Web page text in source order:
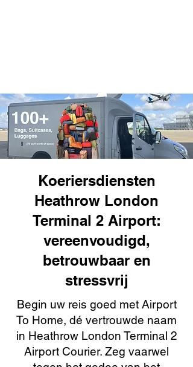
Koeriersdiensten
Heathrow London
Terminal 2 Airport:
vereenvoudigd,
betrouwbaar en
stressvrij
Begin uw reis goed met Airport
To Home, dé vertrouwde naam
in Heathrow London Terminal 2
Airport Courier. Zeg vaarwel